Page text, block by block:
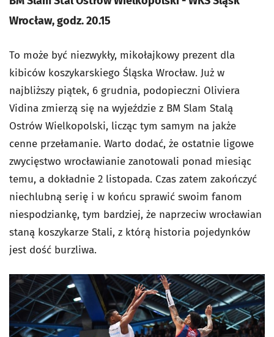
Wrocław, godz. 20.15
To może być niezwykły, mikołajkowy prezent dla
kibiców koszykarskiego Śląska Wrocław. Już w
najbliższy piątek, 6 grudnia, podopieczni Oliviera
Vidina zmierzą się na wyjeździe z BM Slam Stalą
Ostrów Wielkopolski, licząc tym samym na jakże
cenne przełamanie. Warto dodać, że ostatnie ligowe
zwycięstwo wrocławianie zanotowali ponad miesiąc
temu, a dokładnie 2 listopada. Czas zatem zakończyć
niechlubną serię i w końcu sprawić swoim fanom
niespodziankę, tym bardziej, że naprzeciw wrocławian
staną koszykarze Stali, z którą historia pojedynków
jest dość burzliwa.